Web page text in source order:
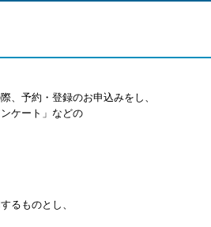
、予約・登録のお申込みをし、
ケート」などの
るものとし、